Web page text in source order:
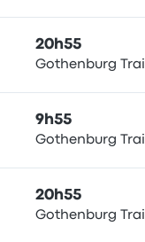
20h55
Gothenburg
9h55
Gothenburg
20h55
Gothenburg